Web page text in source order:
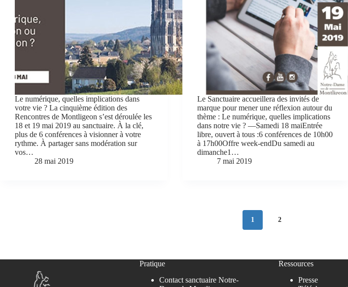
Le numérique, quelles implications dans
votre vie ? La cinquième édition des
Rencontres de Montligeon s’est déroulée les
18 et 19 mai 2019 au sanctuaire. À la clé,
plus de 6 conférences à visionner à votre
rythme. À partager sans modération sur
vos…
28 mai 2019
Le Sanctuaire accueillera des invités de
marque pour mener une réflexion autour du
thème : Le numérique, quelles implications
dans notre vie ? —Samedi 18 maiEntrée
libre, ouvert à tous :6 conférences de 10h00
à 17h00Offre week-endDu samedi au
dimanche1…
7 mai 2019
1 2
Pratique
Contact sanctuaire Notre-
Ressources
Presse